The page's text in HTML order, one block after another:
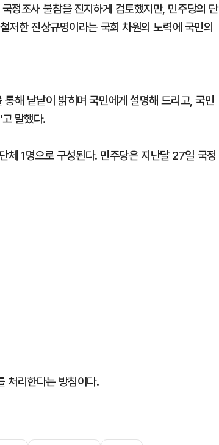
정조사 불참을 진지하게 검토했지만, 민주당의 단
저한 진상규명이라는 국회 차원의 노력에 국민의
해 낱낱이 밝히며 국민에게 설명해 드리고, 국민
말했다.
체 1명으로 구성된다. 민주당은 지난달 27일 국정
처리한다는 방침이다.